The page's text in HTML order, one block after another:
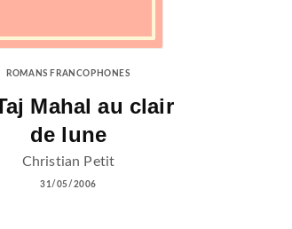
ROMANS FRANCOPHONES
Mahal au clair
de lune
Christian Petit
31/05/2006